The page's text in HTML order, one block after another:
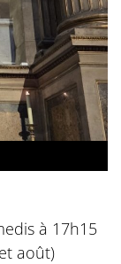
à 17h15
août)